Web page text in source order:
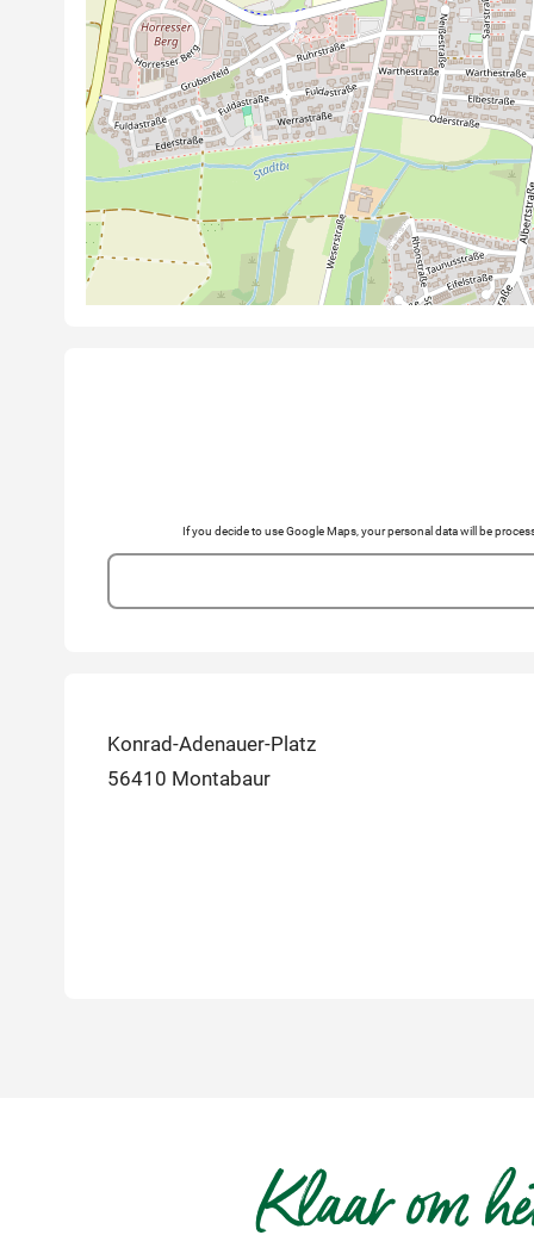
If you decide to use Google Maps, your personal data will be
Konrad-Adenauer-Platz
56410 Montabaur
Klaar om